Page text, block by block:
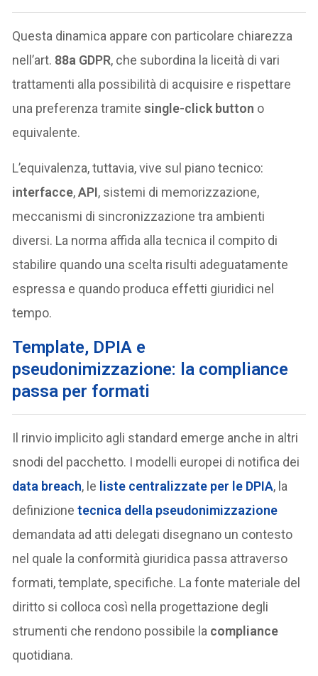
Questa dinamica appare con particolare chiarezza
nell’art. 88a GDPR, che subordina la liceità di vari
trattamenti alla possibilità di acquisire e rispettare
una preferenza tramitesingle-click button o
equivalente.
L’equivalenza, tuttavia, vive sul piano tecnico:
interfacce,API, sistemi di memorizzazione,
meccanismi di sincronizzazione tra ambienti
diversi. La norma affida alla tecnica il compito di
stabilire quando una scelta risulti adeguatamente
espressa e quando produca effetti giuridici nel
tempo.
Template, DPIA e
pseudonimizzazione: la compliance
passa per formati
Il rinvio implicito agli standard emerge anche in altri
snodi del pacchetto. I modelli europei di notifica dei
data breach, le liste centralizzate per le DPIA, la
definizionetecnica della pseudonimizzazione
demandata ad atti delegati disegnano un contesto
nel quale la conformità giuridica passa attraverso
formati, template, specifiche. La fonte materiale del
diritto si colloca così nella progettazione degli
strumenti che rendono possibile la compliance
quotidiana.